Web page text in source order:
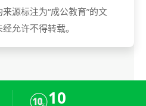
源标注为“成公教育”的文
允许不得转载。
10